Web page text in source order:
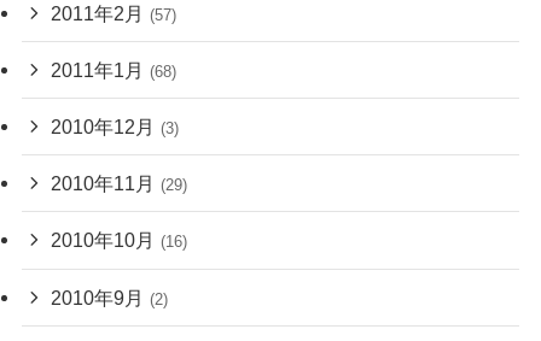
2011年2月 (57)
2011年1月 (68)
2010年12月 (3)
2010年11月 (29)
2010年10月 (16)
2010年9月 (2)